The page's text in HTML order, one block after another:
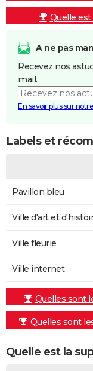
Quelle est
A ne pas
Recevez nos
mail.
En savoir plus sur
Labels et
Pavillon bleu
Ville d'art et
Ville fleurie
Ville internet
Quelles sont
Quelles sont
Quelle est la